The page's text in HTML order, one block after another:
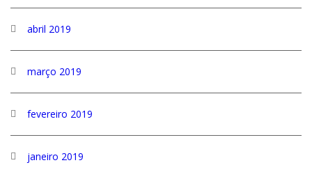
abril 2019
março 2019
fevereiro 2019
janeiro 2019